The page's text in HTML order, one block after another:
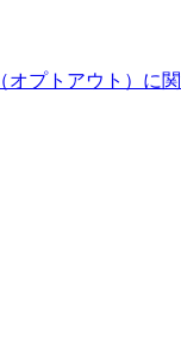
プトアウト）に